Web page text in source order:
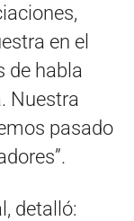
en el
de habla
Nuestra
pasado
detalló: